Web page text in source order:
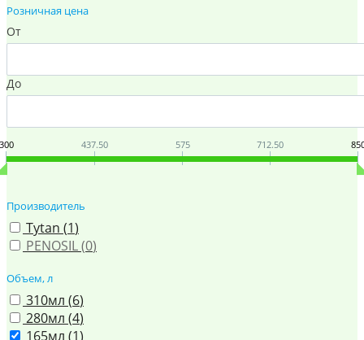
Розничная цена
От
До
437.50 575 712.50
Производитель
Tytan (1)
PENOSIL (0)
Объем, л
310мл (6)
280мл (4)
165мл (1)